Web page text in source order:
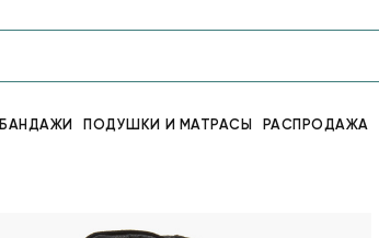
БАНДАЖИ ПОДУШКИ И МАТРАСЫ РАСПРОДАЖА